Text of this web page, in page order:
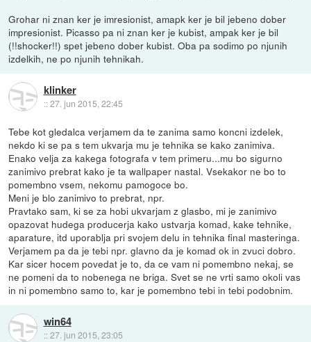
Grohar ni znan ker je imresionist, amapk ker je bil jebeno dober
impresionist. Picasso pa ni znan ker je kubist, ampak ker je bil
(!!shocker!!) spet jebeno dober kubist. Oba pa sodimo po njunih
izdelkih, ne po njunih tehnikah.
klinker
::27. jun 2015, 22:45
Tebe kot gledalca verjamem da te zanima samo koncni izdelek,
nekdo ki se pa s tem ukvarja mu je tehnika se kako zanimiva.
Enako velja za kakega fotografa v tem primeru...mu bo sigurno
zanimivo prebrat kako je ta wallpaper nastal. Vsekakor ne bo to
pomembno vsem, nekomu pamogoce bo.
Meni je blo zanimivo to prebrat, npr.
Pravtako sam, ki se za hobi ukvarjam z glasbo, mi je zanimivo
opazovat hudega producerja kako ustvarja komad, kake tehnike,
aparature, itd uporablja pri svojem delu in tehnika final masteringa.
Verjamem pa da je tebi npr. glavno da je komad ok in zvuci dobro.
Kar sicer hocem povedat je to, da ce vam ni pomembno nekaj, se
ne pomeni da to nobenega ne briga. Svet se ne vrti samo okoli vas
in ni pomembno samo to, kar je pomembno tebi in tebi podobnim.
win64
::27. jun 2015, 23:05